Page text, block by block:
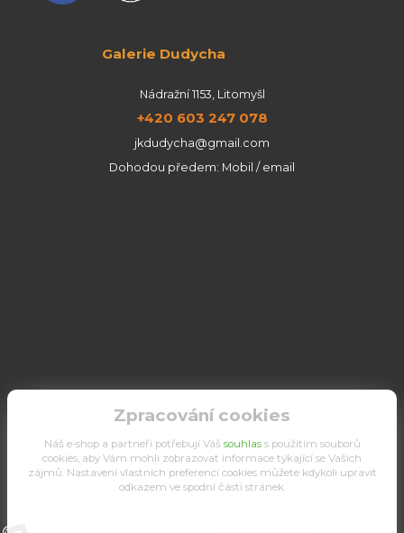
Galerie Dudycha
Nádražní 1153, Litomyšl
+420 603 247 078
jkdudycha@gmail.com
Dohodou předem: Mobil / email
Zpracování cookies
Náš e-shop a partneři potřebují Váš souhlass použitím souborů
cookies, aby Vám mohli zobrazovat informace týkající se Vašich
zájmů. Nastavení vlastních preferencí cookies můžete kdykoli upravit
odkazem ve spodní části stránek.